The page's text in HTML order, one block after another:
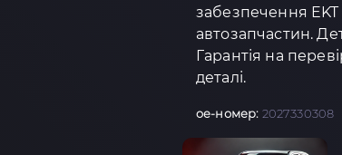
забезпечення
автозапчастин.
Гарантія на
деталі.
oe-номер: 2027330308